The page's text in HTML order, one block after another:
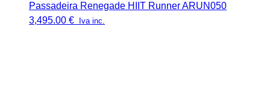
Passadeira Renegade HIIT Runner ARUN050
3,495.00 € Iva inc.